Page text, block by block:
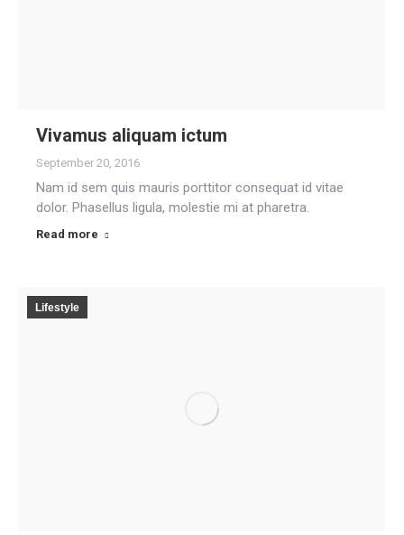
Vivamus aliquam ictum
September 20, 2016
Nam id sem quis mauris porttitor consequat id vitae
dolor. Phasellus ligula, molestie mi at pharetra.
Read more
Lifestyle